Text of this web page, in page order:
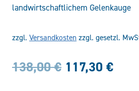
landwirtschaftlichem Gelenkauge
zzgl. Versandkosten zzgl. gesetzl.
138,00€ 117,30 €